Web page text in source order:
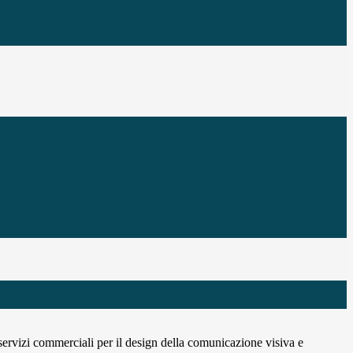
commerciali per il design della comunicazione visiva e